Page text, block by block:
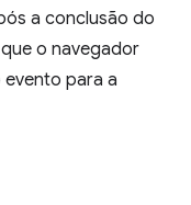
a conclusão do
o navegador
para a